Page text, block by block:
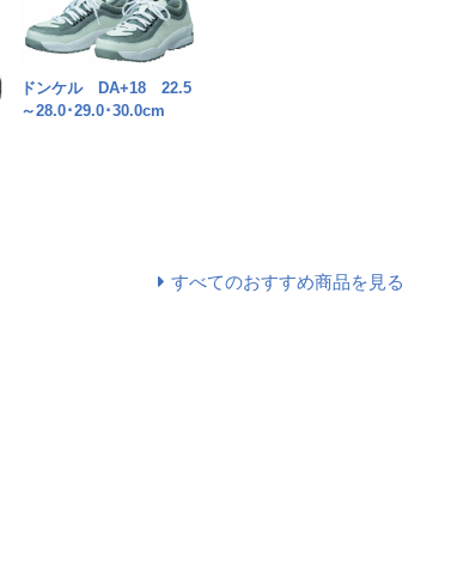
ドンケル DA+18 22.5
～28.0･29.0･30.0cm
すべてのおすすめ商品を見る